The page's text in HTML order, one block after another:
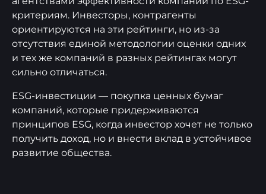
критериям. Инвесторы, контрагенты
ориентируются на эти рейтинги, но из-за
отсутствия единой методологии оценки одних
и тех же компаний в разных рейтингах могут
сильно отличаться.
ESG-инвестиции — покупка ценных бумаг
компаний, которые придерживаются
принципов ESG, когда инвестор хочет не только
получить доход, но и внести вклад в устойчивое
развитие общества.